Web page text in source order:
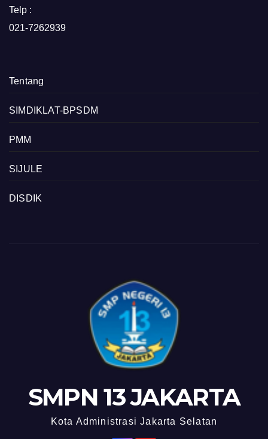
Telp :
021-7262939
Tentang
SIMDIKLAT-BPSDM
PMM
SIJULE
DISDIK
SMPN 13 JAKARTA
Kota Administrasi Jakarta Selatan